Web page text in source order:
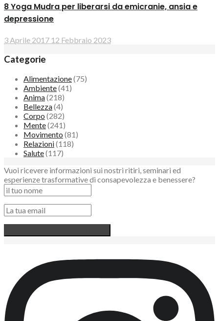
8 Yoga Mudra per liberarsi da emicranie, ansia e
depressione
3 Aprile 2017 12 Febbraio 2023
Categorie
Alimentazione(75)
Ambiente(41)
Anima(218)
Bellezza(4)
Corpo (282)
Mente(241)
Movimento (81)
Relazioni(118)
Salute(117)
Vuoi ricevere informazioni sui nostri ritiri, seminari ed
esperienze trasformative di consapevolezza e benessere?